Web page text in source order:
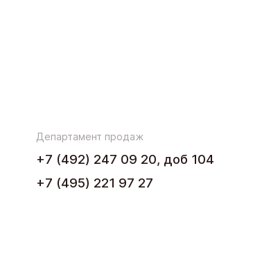
Департамент продаж
+7 (492) 247 09 20, доб 104
+7 (495) 221 97 27